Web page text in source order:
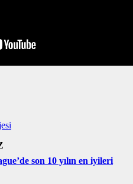
son 10 yılın en iyileri